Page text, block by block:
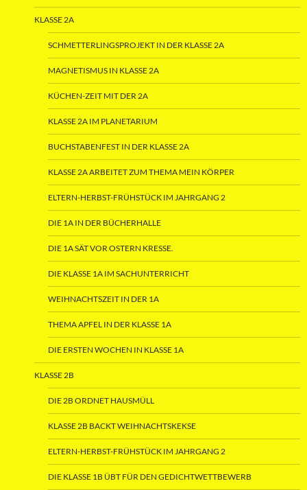
KLASSE 2A
SCHMETTERLINGSPROJEKT IN DER KLASSE 2A
MAGNETISMUS IN KLASSE 2A
KÜCHEN-ZEIT MIT DER 2A
KLASSE 2A IM PLANETARIUM
BUCHSTABENFEST IN DER KLASSE 2A
KLASSE 2A ARBEITET ZUM THEMA MEIN KÖRPER
ELTERN-HERBST-FRÜHSTÜCK IM JAHRGANG 2
DIE 1A IN DER BÜCHERHALLE
DIE 1A SÄT VOR OSTERN KRESSE.
DIE KLASSE 1A IM SACHUNTERRICHT
WEIHNACHTSZEIT IN DER 1A
THEMA APFEL IN DER KLASSE 1A
DIE ERSTEN WOCHEN IN KLASSE 1A
KLASSE 2B
DIE 2B ORDNET HAUSMÜLL
KLASSE 2B BACKT WEIHNACHTSKEKSE
ELTERN-HERBST-FRÜHSTÜCK IM JAHRGANG 2
DIE KLASSE 1B ÜBT FÜR DEN GEDICHTWETTBEWERB